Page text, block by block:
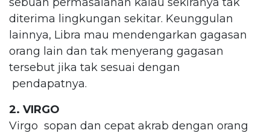
diterima lingkungan sekitar. Keunggulan
lainnya, Libra mau mendengarkan gagasan
orang lain dan tak menyerang gagasan
tersebut jika tak sesuai dengan
pendapatnya.
2. VIRGO
Virgo sopan dan cepat akrab dengan orang